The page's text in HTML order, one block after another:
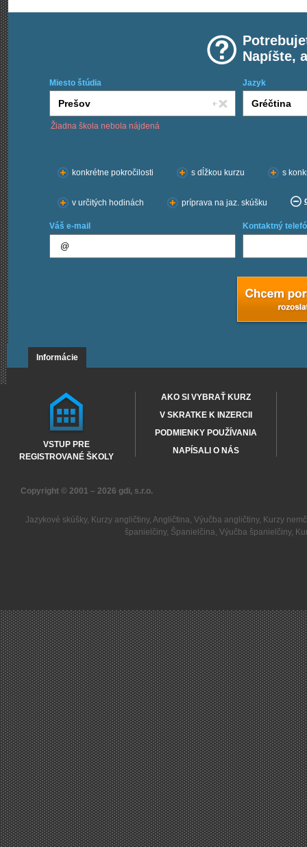
Napíšte,
Miesto štúdia Jazyk
Žiadna škola nebola nájdená
konkrétne pokročilosti
s dĺžkou kurzu s
v určitých hodinách príprava na jaz. skúšku
Váš e-mail Kontaktný
Informácie
VSTUP PRE
REGISTROVANÉ ŠKOLY
AKO SI VYBRAŤ KURZ
V SKRATKE K INZERCII
PODMIENKY POUŽÍVANIA
NAPÍSALI O NÁS
Copyright © 2001 – 2026 gdi, s.r.o.
Jazykové skúšky, Kurzy angličtiny, Angličtina, Výučba angličtiny, Kurzy
španielčiny, Španielčina, Výučba španielčiny,